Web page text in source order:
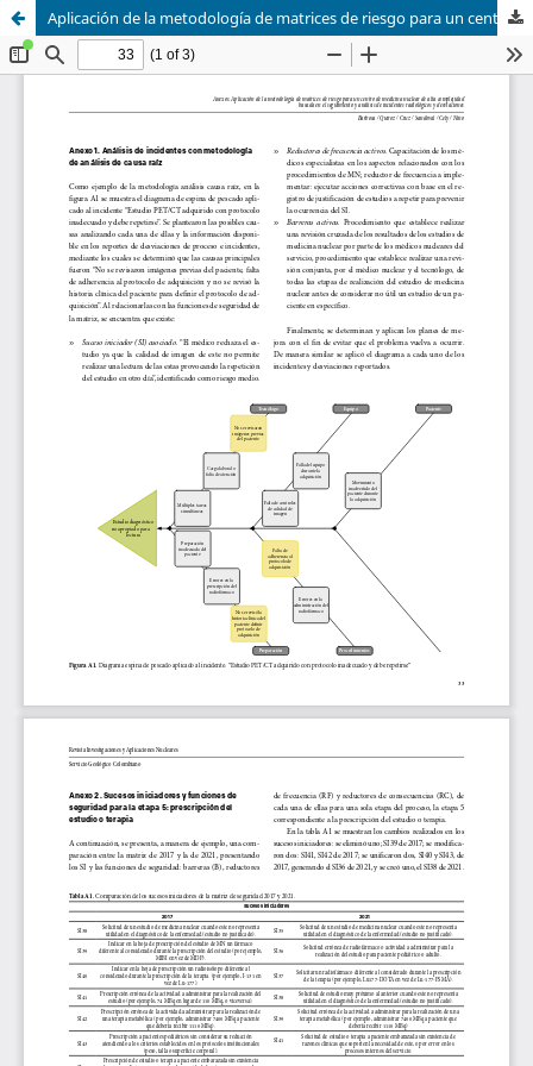
Aplicación de la metodología de matrices de riesgo para un centro de medicina nuclear de alta complejidad basada en el seguimiento y análisis de incidentes radiológicos y desviaciones